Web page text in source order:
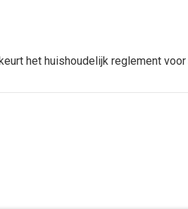
het huishoudelijk reglement